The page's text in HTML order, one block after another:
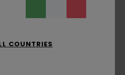
principale] 40% acrilico,
COUNTRIES